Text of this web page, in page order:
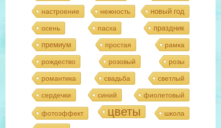
настроение нежность новый год
осень пасха
праздник
премиум
простая рамка
рождество розовый розы
романтика свадьба светлый
сердечки синий фиолетовый
фотоэффект цветы школа